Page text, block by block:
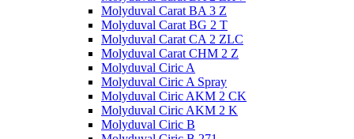
Molyduval Carat BA 3 Z
Molyduval Carat BG 2 T
Molyduval Carat CA 2 ZLC
Molyduval Carat CHM 2 Z
Molyduval Ciric A
Molyduval Ciric A Spray
Molyduval Ciric AKM 2 CK
Molyduval Ciric AKM 2 K
Molyduval Ciric B